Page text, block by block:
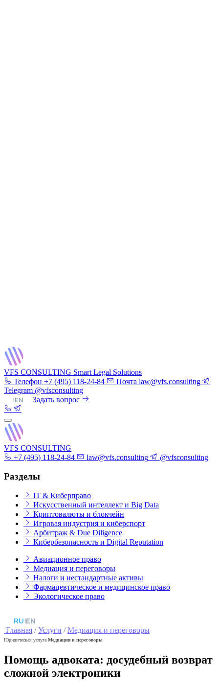
VFS CONSULTING Smart Legal Solutions
Телефон +7 (495) 118-24-84 Почта law@vfs.consulting
Telegram @vfsconsulting
|EN Задать вопрос
VFS CONSULTING
+7 (495) 118-24-84
law@vfs.consulting @vfsconsulting
Разделы
IT & Киберправо
Искусственный интеллект и Big Data
Криптовалюты и блокчейн
Игровая индустрия и киберспорт
Арбитраж & Due Diligence
Кибербезопасность и Digital Reputation
Авиационное право
Медиация и переговоры
Налоги и нестандартные активы
Фармацевтическое и медицинское право
Экологическое право
RU|EN
Главная /Услуги /Медиация и переговоры
Юридическая услуга Медиация и переговоры
Помощь адвоката: досудебный возврат
сложной электроники